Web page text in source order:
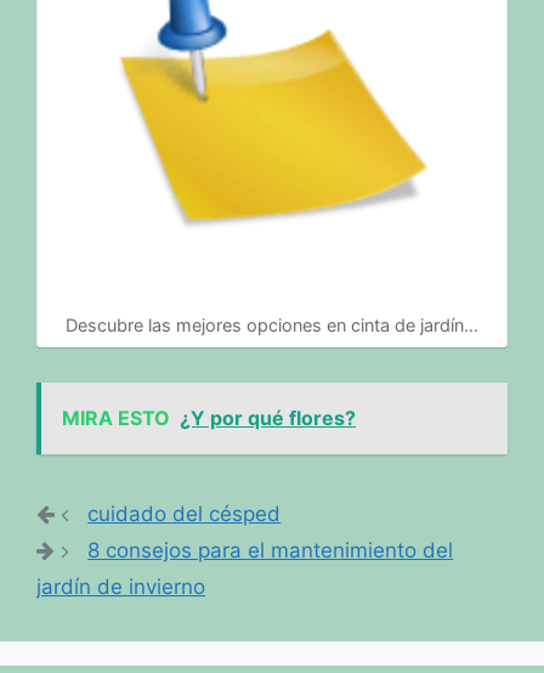
Descubre las mejores opciones en cinta de jardín…
MIRA ESTO ¿Y por qué flores?
cuidado del césped
8 consejos para el mantenimiento del
jardín de invierno